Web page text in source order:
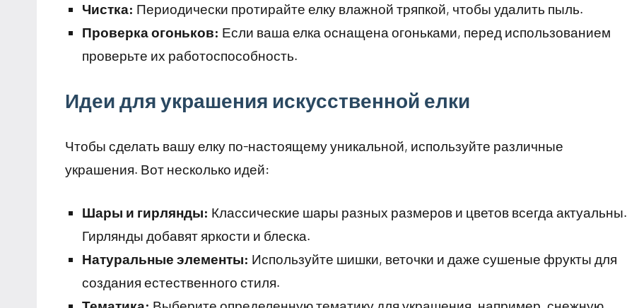
Чистка: Периодически протирайте елку влажной тряпкой, чтобы удалить пыль.
Проверка огоньков: Если ваша елка оснащена огоньками, перед использованием
проверьте их работоспособность.
Идеи для украшения искусственной елки
Чтобы сделать вашу елку по-настоящему уникальной, используйте различные
украшения. Вот несколько идей:
Шары и гирлянды: Классические шары разных размеров и цветов всегда актуальны.
Гирлянды добавят яркости и блеска.
Натуральные элементы: Используйте шишки, веточки и даже сушеные фрукты для
создания естественного стиля.